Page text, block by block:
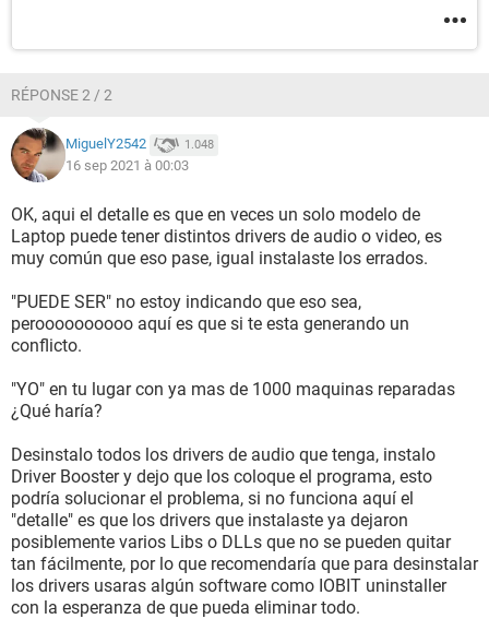
RÉPONSE 2 / 2
MiguelY2542 1.048
16 sep 2021 à 00:03
OK, aqui el detalle es que en veces un solo modelo de
Laptop puede tener distintos drivers de audio o video, es
muy común que eso pase, igual instalaste los errados.
"PUEDE SER" no estoy indicando que eso sea,
peroooooooooo aquí es que si te esta generando un
conflicto.
"YO" en tu lugar con ya mas de 1000 maquinas reparadas
¿Qué haría?
Desinstalo todos los drivers de audio que tenga, instalo
Driver Booster y dejo que los coloque el programa, esto
podría solucionar el problema, si no funciona aquí el
"detalle" es que los drivers que instalaste ya dejaron
posiblemente varios Libs o DLLs que no se pueden quitar
tan fácilmente, por lo que recomendaría que para desinstalar
los drivers usaras algún software como IOBIT uninstaller
con la esperanza de que pueda eliminar todo.